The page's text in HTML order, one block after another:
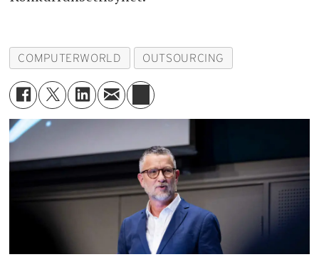
COMPUTERWORLD OUTSOURCING